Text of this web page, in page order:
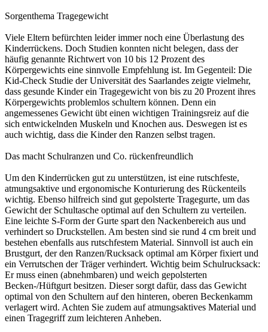
Sorgenthema Tragegewicht
Viele Eltern befürchten leider immer noch eine Überlastung des
Kinderrückens. Doch Studien konnten nicht belegen, dass der
häufig genannte Richtwert von 10 bis 12 Prozent des
Körpergewichts eine sinnvolle Empfehlung ist. Im Gegenteil: Die
Kid-Check Studie der Universität des Saarlandes zeigte vielmehr,
dass gesunde Kinder ein Tragegewicht von bis zu 20 Prozent ihres
Körpergewichts problemlos schultern können. Denn ein
angemessenes Gewicht übt einen wichtigen Trainingsreiz auf die
sich entwickelnden Muskeln und Knochen aus. Deswegen ist es
auch wichtig, dass die Kinder den Ranzen selbst tragen.
Das macht Schulranzen und Co. rückenfreundlich
Um den Kinderrücken gut zu unterstützen, ist eine rutschfeste,
atmungsaktive und ergonomische Konturierung des Rückenteils
wichtig. Ebenso hilfreich sind gut gepolsterte Tragegurte, um das
Gewicht der Schultasche optimal auf den Schultern zu verteilen.
Eine leichte S-Form der Gurte spart den Nackenbereich aus und
verhindert so Druckstellen. Am besten sind sie rund 4 cm breit und
bestehen ebenfalls aus rutschfestem Material. Sinnvoll ist auch ein
Brustgurt, der den Ranzen/Rucksack optimal am Körper fixiert und
ein Verrutschen der Träger verhindert. Wichtig beim Schulrucksack:
Er muss einen (abnehmbaren) und weich gepolsterten
Becken-/Hüftgurt besitzen. Dieser sorgt dafür, dass das Gewicht
optimal von den Schultern auf den hinteren, oberen Beckenkamm
verlagert wird. Achten Sie zudem auf atmungsaktives Material und
einen Tragegriff zum leichteren Anheben.